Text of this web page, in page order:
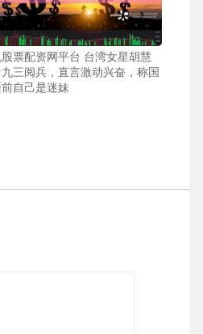
票配资网平台 台湾女星胡慧
三阅兵，直言激动兴奋，称国
自己是迷妹